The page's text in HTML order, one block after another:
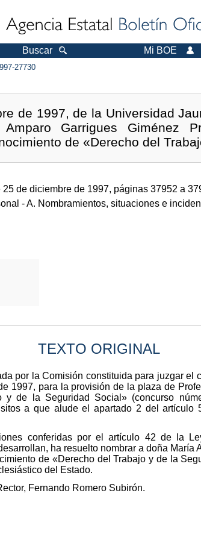
Buscar Mi BOE
27730
de 1997, de la Universidad
Garrigues Giménez
de «Derecho del
25 de diciembre de 1997, páginas 37952 a
- A. Nombramientos, situaciones e
TEXTO ORIGINAL
por la Comisión constituida para juzgar el
1997, para la provisión de la plaza de
y de la Seguridad Social» (concurso
a que alude el apartado 2 del
conferidas por el artículo 42 de la
ha resuelto nombrar a doña María
de «Derecho del Trabajo y de la
del Estado.
Fernando Romero Subirón.